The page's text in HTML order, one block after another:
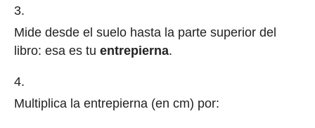
Mide desde el suelo hasta la parte superior del
libro: esa es tu entrepierna.
Multiplica la entrepierna (en cm) por: